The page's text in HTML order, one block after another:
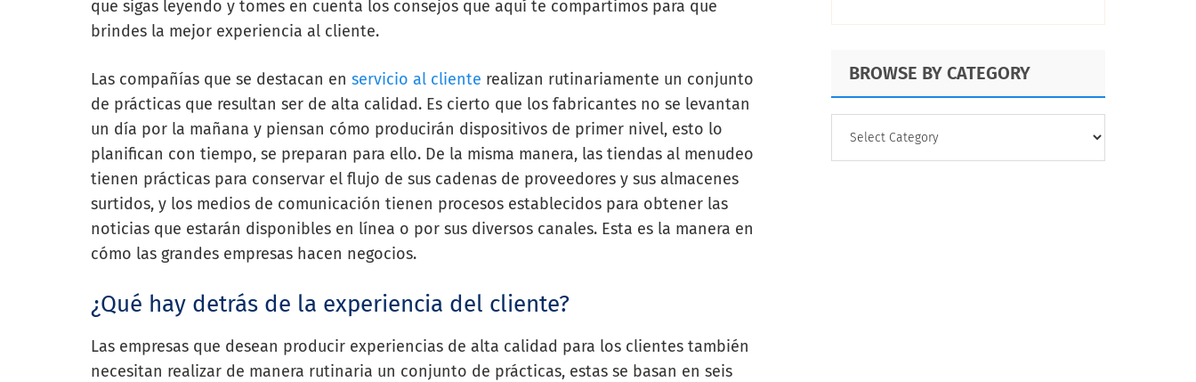
que sigas leyendo y tomes en cuenta los consejos que aquí te compartimos para que
brindes la mejor experiencia al cliente.
Las compañías que se destacan en servicio al cliente realizan rutinariamente un conjunto
de prácticas que resultan ser de alta calidad. Es cierto que los fabricantes no se levantan
un día por la mañana y piensan cómo producirán dispositivos de primer nivel, esto lo
planifican con tiempo, se preparan para ello. De la misma manera, las tiendas al menudeo
tienen prácticas para conservar el flujo de sus cadenas de proveedores y sus almacenes
surtidos, y los medios de comunicación tienen procesos establecidos para obtener las
noticias que estarán disponibles en línea o por sus diversos canales. Esta es la manera en
cómo las grandes empresas hacen negocios.
¿Qué hay detrás de la experiencia del cliente?
Las empresas que desean producir experiencias de alta calidad para los clientes también
necesitan realizar de manera rutinaria un conjunto de prácticas, estas se basan en seis
BROWSE BY CATEGORY
CATEGORY